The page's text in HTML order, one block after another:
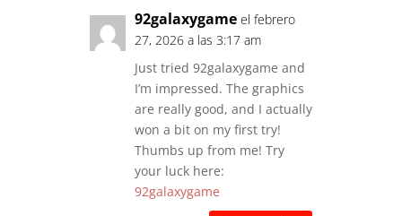
92galaxygame el febrero
27, 2026 a las 3:17 am
Just tried 92galaxygame and
I’m impressed. The graphics
are really good, and I actually
won a bit on my first try!
Thumbs up from me! Try
your luck here:
92galaxygame